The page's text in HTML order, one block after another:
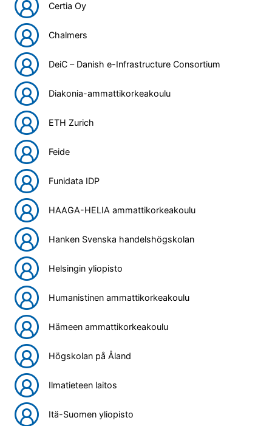
Certia Oy
Chalmers
DeiC – Danish e-Infrastructure Consortium
Diakonia-ammattikorkeakoulu
ETH Zurich
Feide
Funidata IDP
HAAGA-HELIA ammattikorkeakoulu
Hanken Svenska handelshögskolan
Helsingin yliopisto
Humanistinen ammattikorkeakoulu
Hämeen ammattikorkeakoulu
Högskolan på Åland
Ilmatieteen laitos
Itä-Suomen yliopisto